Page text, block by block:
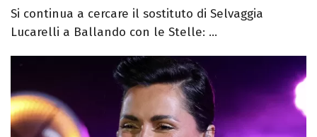
Si continua a cercare il sostituto di Selvaggia
Lucarelli a Ballando con le Stelle: ...